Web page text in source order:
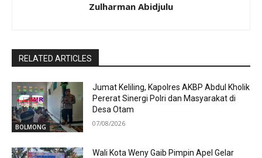
Zulharman Abidjulu
RELATED ARTICLES
BOLMONG
Jumat Keliling, Kapolres AKBP Abdul Kholik
Pererat Sinergi Polri dan Masyarakat di
Desa Otam
07/08/2026
Wali Kota Weny Gaib Pimpin Apel Gelar